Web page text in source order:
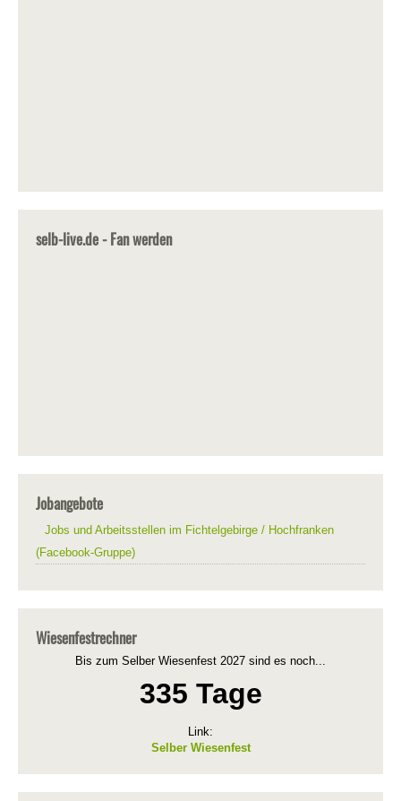
selb-live.de - Fan werden
Jobangebote
Jobs und Arbeitsstellen im Fichtelgebirge / Hochfranken
(Facebook-Gruppe)
Wiesenfestrechner
Bis zum Selber Wiesenfest 2027 sind es noch...
335 Tage
Link:
Selber Wiesenfest